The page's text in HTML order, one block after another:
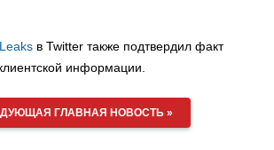
в Twitter также подтвердил факт
информации.
ГЛАВНАЯ НОВОСТЬ »